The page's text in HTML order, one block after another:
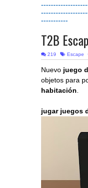
-----------
T2B
219 Escape
Nuevo juego
objetos para
habitación.
jugar juegos